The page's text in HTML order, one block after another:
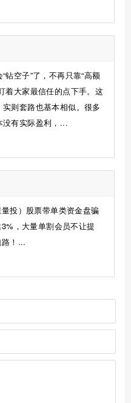
钻空子”了，不再只靠“高额
着大家最信任的点下手。这
则套路也基本相似。很多
没有实际盈利，...
投）股票带单类资金盘骗
，大量单割会员不让提
！...